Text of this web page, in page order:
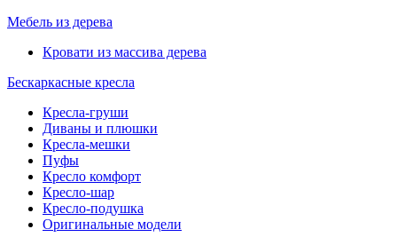
Мебель из дерева
Кровати из массива дерева
Бескаркасные кресла
Кресла-груши
Диваны и плюшки
Кресла-мешки
Пуфы
Кресло комфорт
Кресло-шар
Кресло-подушка
Оригинальные модели